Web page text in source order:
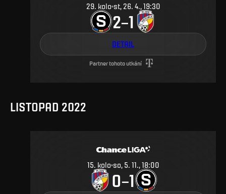
29. kolo st, 26. 4., 19:30
2–1
DETAIL
Partner tohoto utkání
LISTOPAD 2022
15. kolo so, 5. 11., 18:00
0–1